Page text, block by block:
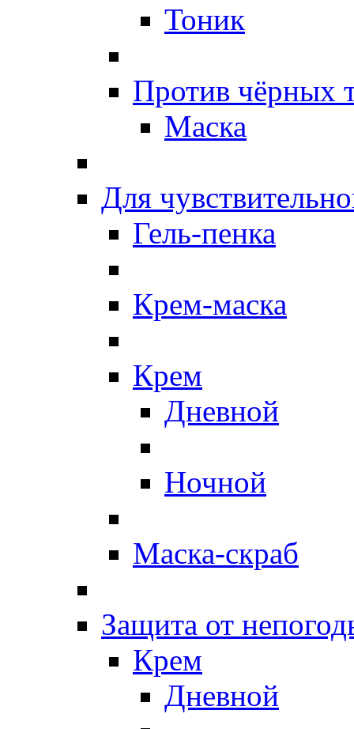
Тоник
Против чёрных
Маска
Для
Гель-пенка
Крем-маска
Крем
Дневной
Ночной
Маска-скраб
Защита от
Крем
Дневной